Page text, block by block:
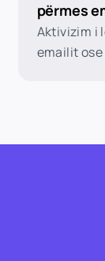
përmes
Aktivizim i
emailit